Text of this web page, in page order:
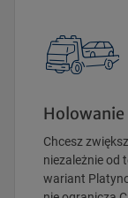
Chcesz
niezależnie od
wariant